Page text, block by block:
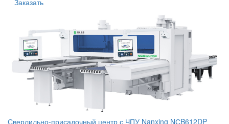
Заказать
Сверлильно-присадочный центр с ЧПУ Nanxing NСB612DP